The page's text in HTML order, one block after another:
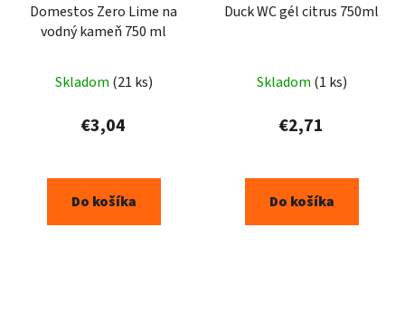
Domestos Zero Lime na
vodný kameň 750 ml
Skladom (21 ks)
€3,04
Do košíka
Duck WC gél citrus 750ml
Skladom (1 ks)
€2,71
Do košíka